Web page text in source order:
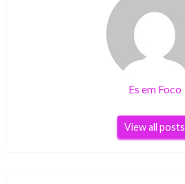
Es em Foco
View all posts